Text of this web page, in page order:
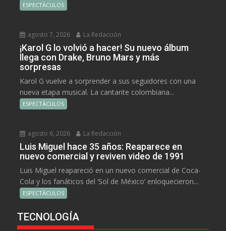
ESPECTÁCULOS
agosto 7, 2026 La Redacción
¡Karol G lo volvió a hacer! Su nuevo álbum
llega con Drake, Bruno Mars y más
sorpresas
Karol G vuelve a sorprender a sus seguidores con una
nueva etapa musical. La cantante colombiana...
ESPECTÁCULOS
agosto 6, 2026 La Redacción
Luis Miguel hace 35 años: Reaparece en
nuevo comercial y reviven video de 1991
Luis Miguel reapareció en un nuevo comercial de Coca-
Cola y los fanáticos del ‘Sol de México’ enloquecieron...
ESPECTÁCULOS
TECNOLOGÍA